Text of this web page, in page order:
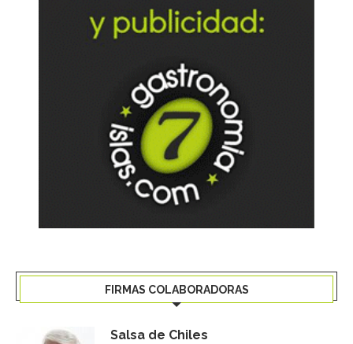
FIRMAS COLABORADORAS
Salsa de Chiles